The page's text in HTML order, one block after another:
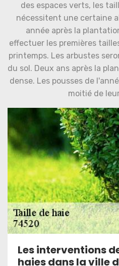
des espaces verts, les
nécessitent une certaine
année après la
effectuer les premières
printemps. Les arbustes
du sol. Deux ans après la
dense. Les pousses de
moitié de
Les interventions
haies dans la ville